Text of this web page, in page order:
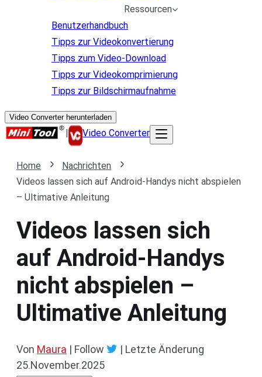
Ressourcen
Benutzerhandbuch
Tipps zur Videokonvertierung
Tipps zum Video-Download
Tipps zur Videokomprimierung
Tipps zur Bildschirmaufnahme
Video Converter herunterladen
| Video Converter
Home
Nachrichten
Videos lassen sich auf Android-Handys nicht abspielen
– Ultimative Anleitung
Videos lassen sich
auf Android-Handys
nicht abspielen –
Ultimative Anleitung
Von Maura | Follow | Letzte Änderung
25.November.2025